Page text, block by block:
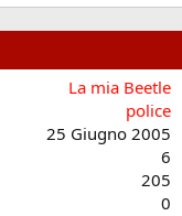
La mia Beetle
police
25 Giugno 2005
6
205
0